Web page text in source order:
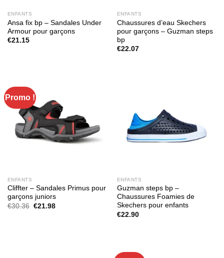
ENFANTS
Ansa fix bp – Sandales Under
Armour pour garçons
€21.15
ENFANTS
Chaussures d’eau Skechers
pour garçons – Guzman steps
bp
€22.07
Promo !
ENFANTS
Cliffter – Sandales Primus pour
garçons juniors
€30.36 Le
€21.98Le
ENFANTS
Guzman steps bp –
Chaussures Foamies de
Skechers pour enfants
€22.90